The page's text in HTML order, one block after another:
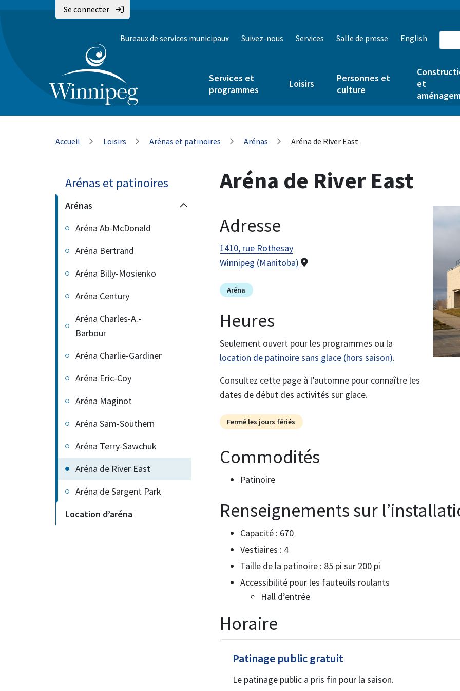
Se connecter
Bureaux de services municipaux Suivez-nous Services Salle de presse English
Services et
programmes
Loisirs
Personnes et
culture
et
Fil
Accueil Loisirs Arénas et patinoires Arénas Aréna de River East
Arénas et patinoires
Arénas
Aréna Ab-McDonald
Aréna Bertrand
Aréna Billy-Mosienko
Aréna Century
Aréna Charles-A.-
Barbour
Aréna Charlie-Gardiner
Aréna Eric-Coy
Aréna Maginot
Aréna Sam-Southern
Aréna Terry-Sawchuk
Aréna de River East
Aréna de Sargent Park
Location d’aréna
Aréna de River East
Adresse
1410, rue Rothesay
Winnipeg (Manitoba)
Aréna
Heures
Seulement ouvert pour les programmes ou la
location de patinoire sans glace (hors saison).
Consultez cette page à l’automne pour connaître les
dates de début des activités sur glace.
Fermé les jours fériés
Commodités
Patinoire
Renseignements sur
Capacité : 670
Vestiaires : 4
Taille de la patinoire : 85 pi sur 200 pi
Accessibilité pour les fauteuils roulants
Hall d’entrée
Horaire
Patinage public gratuit
Le patinage public a pris fin pour la saison.